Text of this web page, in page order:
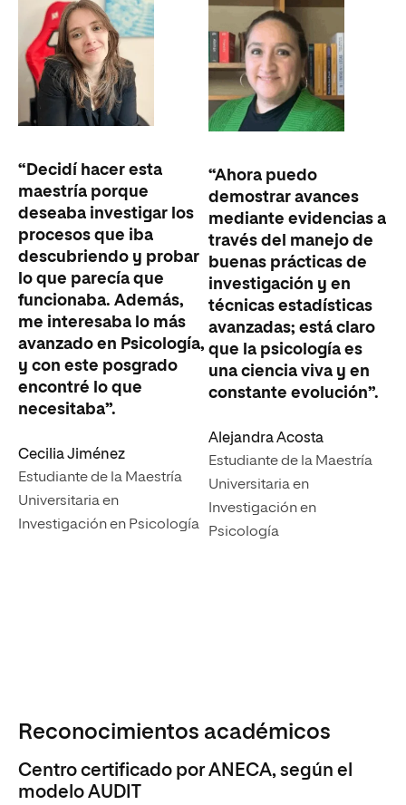
“Decidí hacer esta
maestría porque
deseaba investigar los
procesos que iba
descubriendo y probar
lo que parecía que
funcionaba. Además,
me interesaba lo más
avanzado en Psicología,
y con este posgrado
encontré lo que
necesitaba”.
Cecilia Jiménez
Estudiante de la Maestría
Universitaria en
Investigación en Psicología
“Ahora puedo
demostrar avances
mediante evidencias a
través del manejo de
buenas prácticas de
investigación y en
técnicas estadísticas
avanzadas; está claro
que la psicología es
una ciencia viva y en
constante evolución”.
Alejandra Acosta
Estudiante de la Maestría
Universitaria en
Investigación en
Psicología
Reconocimientos académicos
Centro certificado por ANECA, según el
modelo AUDIT